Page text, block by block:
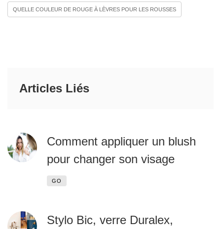
QUELLE COULEUR DE ROUGE À LÈVRES POUR LES ROUSSES
Articles Liés
Comment appliquer un blush
pour changer son visage
GO
Stylo Bic, verre Duralex,